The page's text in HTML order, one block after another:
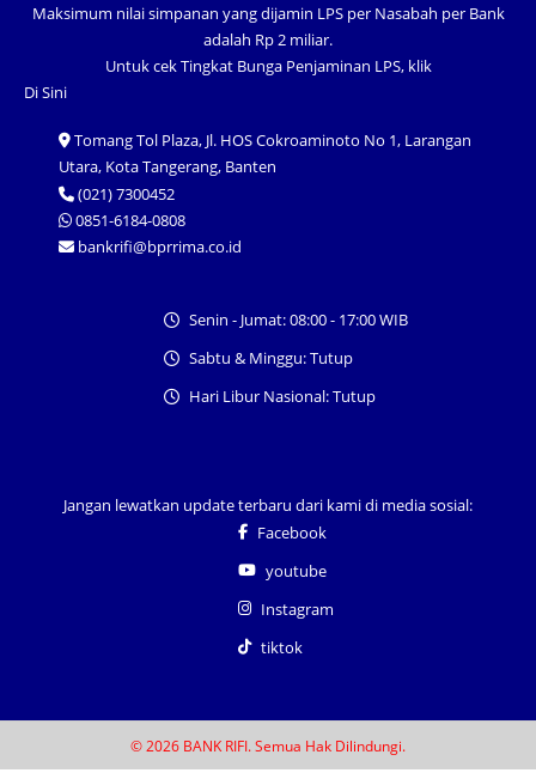
Maksimum nilai simpanan yang dijamin LPS per Nasabah per Bank
adalah Rp 2 miliar.
Untuk cek Tingkat Bunga Penjaminan LPS, klik
Di Sini
Tomang Tol Plaza, Jl. HOS Cokroaminoto No 1, Larangan
Utara, Kota Tangerang, Banten
(021) 7300452
0851-6184-0808
bankrifi@bprrima.co.id
Senin - Jumat: 08:00 - 17:00 WIB
Sabtu & Minggu: Tutup
Hari Libur Nasional: Tutup
Jangan lewatkan update terbaru dari kami di media sosial:
Facebook
youtube
Instagram
tiktok
© 2026 BANK RIFI. Semua Hak Dilindungi.